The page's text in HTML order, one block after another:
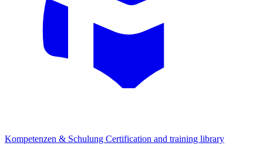
Kompetenzen & Schulung Certification and training library